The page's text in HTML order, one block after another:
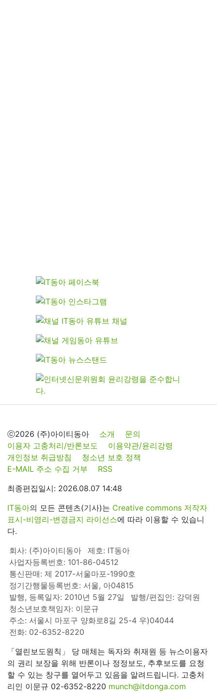
ⓒ2026 (주)아이티동아 소개
문의
이용자 고충처리/반론보도
이용약관/윤리강령
개인정보 취급방침
청소년 보호 정책
E-MAIL 주소 수집 거부
RSS
최종편집일시: 2026.08.07 14:48
IT동아의 모든 콘텐츠(기사)는 Creative commons 저작자
표시-비영리-변경금지 라이선스에 따라 이용할 수 있습니
다.
회사: (주)아이티동아
제호: IT동아
사업자등록번호: 101-86-04512
통신판매: 제 2017-서울마포-1990호
정기간행물등록번호: 서울, 아04815
발행, 등록일자: 2010년 5월 27일
발행/편집인: 강덕원
청소년보호책임자: 이문규
주소: 서울시 마포구 양화로8길 25-4 우)04044
전화: 02-6352-8220
「열린보도원칙」 당 매체는 독자와 취재원 등 뉴스이용자
의 권리 보장을 위해 반론이나 정정보도, 추후보도를 요청
할 수 있는 창구를 열어두고 있음을 알려드립니다. 고충처
리인 이문규 02-6352-8220 munch@itdonga.com